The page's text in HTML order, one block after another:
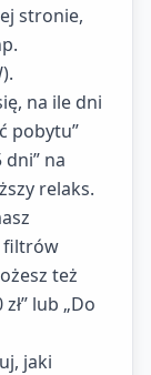
stronie,
na ile dni
pobytu”
na
relaks.
filtrów
też
lub „Do
jaki